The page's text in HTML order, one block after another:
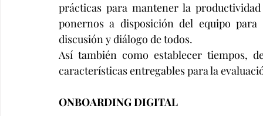
prácticas para mantener la
ponernos a disposición del equipo
discusión y diálogo de todos.
Así también como establecer tiempos,
características entregables para la
ONBOARDING DIGITAL